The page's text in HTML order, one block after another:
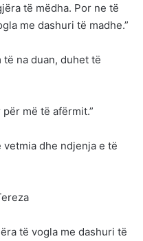
të mëdha. Por ne të
me dashuri të madhe.”
na duan, duhet të
më të afërmit.”
dhe ndjenja e të
të vogla me dashuri të